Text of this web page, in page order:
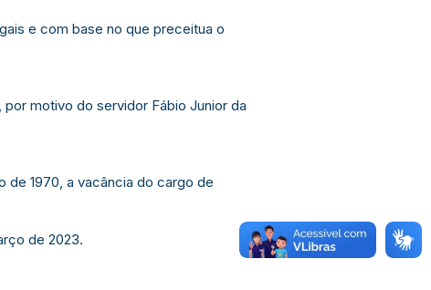
e com base no que preceitua o
motivo do servidor Fábio Junior da
de 1970, a vacância do cargo de
de 2023.